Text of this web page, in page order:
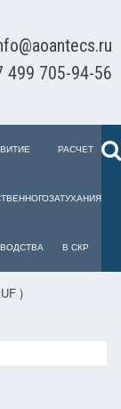
499 705-94-56
РАСЧЕТ
ЗАТУХАНИЯ
В СКР
)